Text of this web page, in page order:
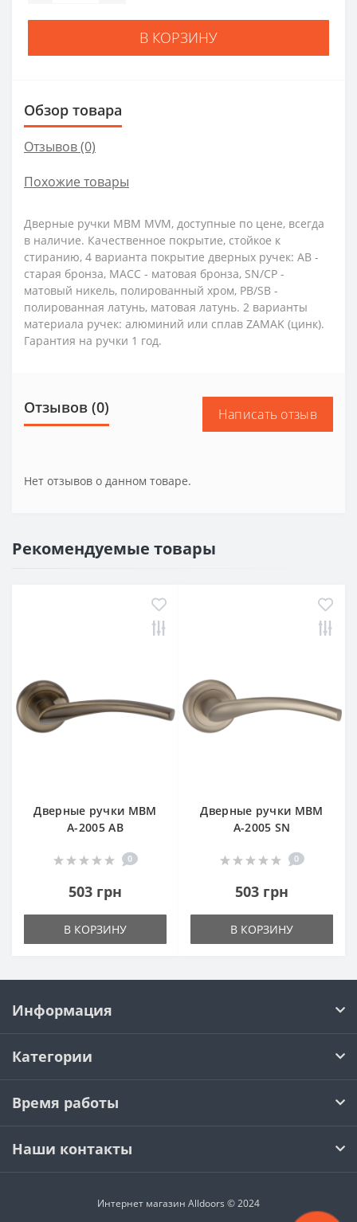
В КОРЗИНУ
Обзор товара
Отзывов (0)
Похожие товары
Дверные ручки МВМ MVM, доступные по цене, всегда
в наличие. Качественное покрытие, стойкое к
стиранию, 4 варианта покрытие дверных ручек: AB -
старая бронза, MACC - матовая бронза, SN/CP -
матовый никель, полированный хром, PB/SB -
полированная латунь, матовая латунь. 2 варианты
материала ручек: алюминий или сплав ZAMAK (цинк).
Гарантия на ручки 1 год.
Отзывов (0) Написать отзыв
Нет отзывов о данном товаре.
Рекомендуемые товары
Дверные ручки МВМ
A-2005 AB
0
503 грн
В КОРЗИНУ
Дверные ручки МВМ
A-2005 SN
0
503 грн
В КОРЗИНУ
Информация
Категории
Время работы
Наши контакты
Интернет магазин Alldoors © 2024